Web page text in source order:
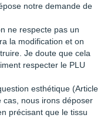
notre demande de
ne respecte pas un
la modification et on
Je doute que cela
respecter le PLU
esthétique (Article
cas, nous irons déposer
précisant que le tissu